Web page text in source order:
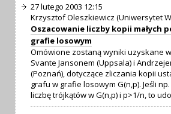
27 lutego 2003 12:15
Krzysztof Oleszkiewicz (Uniwersytet
Oszacowanie liczby kopii małych
grafie losowym
Omówione zostaną wyniki uzyskane
Svante Jansonem (Uppsala) i
(Poznań), dotyczące zliczania kopii
grafu w grafie losowym G(n,p). Jeśli
liczbę trójkątów w G(n,p) i p>1/n, to